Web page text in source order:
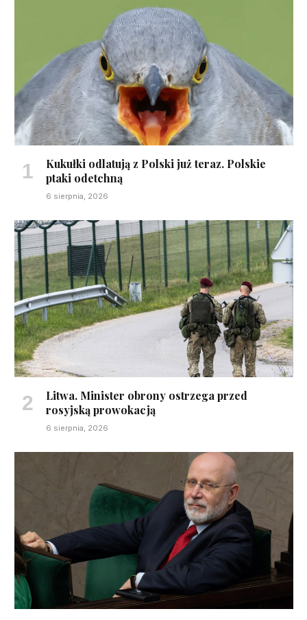
Kukułki odlatują z Polski już teraz. Polskie
ptaki odetchną
6 sierpnia, 2026
Litwa. Minister obrony ostrzega przed
rosyjską prowokacją
6 sierpnia, 2026